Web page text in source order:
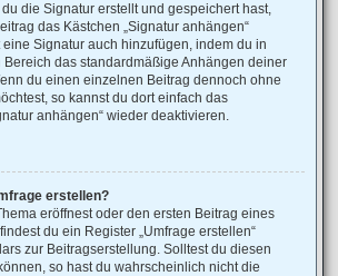
die Signatur erstellt und gespeichert hast,
das Kästchen „Signatur anhängen“
Signatur auch hinzufügen, indem du in
das standardmäßige Anhängen deiner
du einen einzelnen Beitrag dennoch ohne
so kannst du dort einfach das
anhängen“ wieder deaktivieren.
erstellen?
eröffnest oder den ersten Beitrag eines
du ein Register „Umfrage erstellen“
zur Beitragserstellung. Solltest du diesen
so hast du wahrscheinlich nicht die